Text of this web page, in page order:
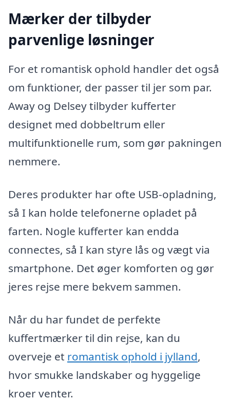
Mærker der tilbyder
parvenlige løsninger
For et romantisk ophold handler det også
om funktioner, der passer til jer som par.
Away og Delsey tilbyder kufferter
designet med dobbeltrum eller
multifunktionelle rum, som gør pakningen
nemmere.
Deres produkter har ofte USB-opladning,
så I kan holde telefonerne opladet på
farten. Nogle kufferter kan endda
connectes, så I kan styre lås og vægt via
smartphone. Det øger komforten og gør
jeres rejse mere bekvem sammen.
Når du har fundet de perfekte
kuffertmærker til din rejse, kan du
overveje et romantisk ophold i jylland,
hvor smukke landskaber og hyggelige
kroer venter.